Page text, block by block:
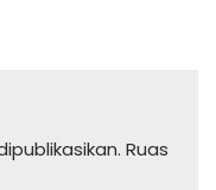
Ruas